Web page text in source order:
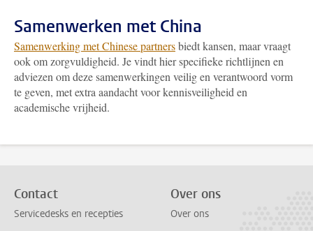
Samenwerken met China
Samenwerking met Chinese partnersbiedt kansen, maar vraagt
ook om zorgvuldigheid. Je vindt hier specifieke richtlijnen en
adviezen om deze samenwerkingen veilig en verantwoord vorm
te geven, met extra aandacht voor kennisveiligheid en
academische vrijheid.
Contact
Servicedesks en recepties
Over ons
Over ons